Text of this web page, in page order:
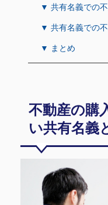
▼ 共有名義での
▼ 共有名義での
▼ まとめ
不動産の購
い共有名義